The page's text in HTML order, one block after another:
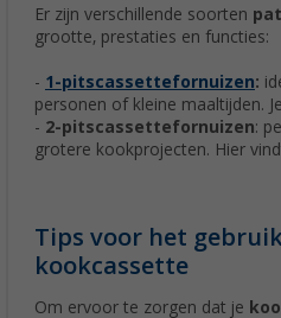
Er zijn verschillende soorten
grootte, prestaties en functies:
- 1-pitscassettefornuizen:
personen of kleine maaltijden.
- 2-pitscassettefornuizen:
grotere kookprojecten. Hier
Tips voor het
kookcassette
Om ervoor te zorgen dat je